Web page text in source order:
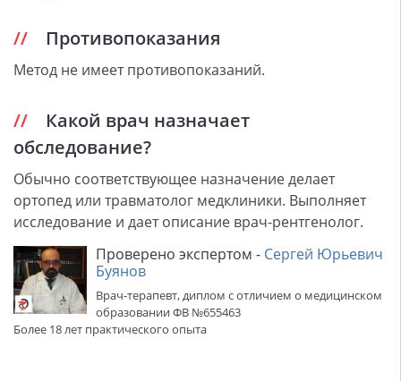
Противопоказания
Метод не имеет противопоказаний.
Какой врач назначает
обследование?
Обычно соответствующее назначение делает
ортопед или травматолог медклиники. Выполняет
исследование и дает описание врач-рентгенолог.
Проверено экспертом - Сергей Юрьевич
Буянов
Врач-терапевт, диплом с отличием о медицинском
образовании ФВ №655463
Более 18 лет практического опыта